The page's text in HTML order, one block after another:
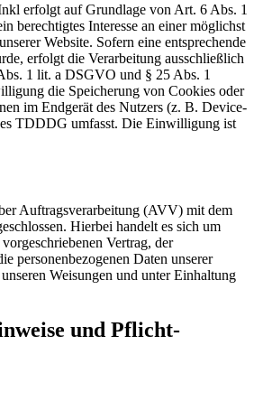
erfolgt auf Grundlage von Art. 6 Abs. 1
berechtigtes Interesse an einer möglichst
Website. Sofern eine entsprechende
erfolgt die Verarbeitung ausschließlich
1 lit. a DSGVO und § 25 Abs. 1
die Speicherung von Cookies oder
im Endgerät des Nutzers (z. B. Device-
TDDDG umfasst. Die Einwilligung ist
Auftragsverarbeitung (AVV) mit dem
Hierbei handelt es sich um
Vertrag, der
personenbezogenen Daten unserer
Weisungen und unter Einhaltung
und Pflicht­